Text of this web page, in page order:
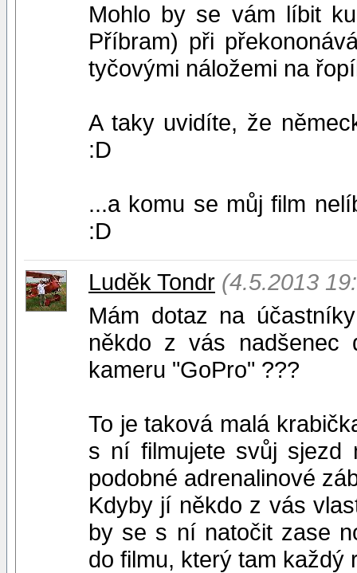
Mohlo by se vám líbit
Příbram) při
tyčovými náložemi na
A taky uvidíte, že
:D
...a komu se můj film
:D
Luděk Tondr (4.5.2013
Mám dotaz na
někdo z vás nadšenec
kameru "GoPro" ???
To je taková malá
s ní filmujete svůj sjezd
podobné adrenalinové
Kdyby jí někdo z vás
by se s ní natočit zase
do filmu, který tam každý